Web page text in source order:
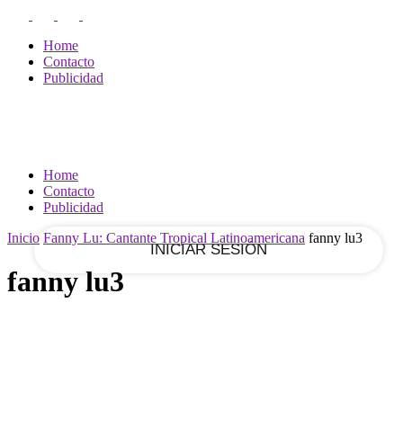
Home
Contacto
Publicidad
tu contraseña
Home
Contacto
Publicidad
Inicio Fanny Lu: Cantante Tropical Latinoamericana fanny lu3
fanny lu3